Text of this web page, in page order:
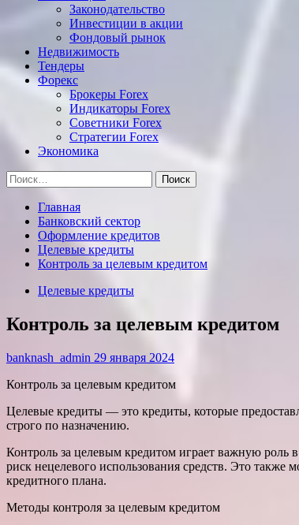
Законодательство
Инвестиции в акции
Фондовый рынок
Недвижимость
Тендеры
Форекс
Брокеры Forex
Индикаторы Forex
Советники Forex
Стратегии Forex
Экономика
Найти:
Главная
Банковский сектор
Оформление кредитов
Целевые кредиты
Контроль за целевым кредитом
Целевые кредиты
Контроль за целевым кредитом
banknash_admin 29 января 2024
Контроль за целевым кредитом
Целевые кредиты — это кредиты, которые
строго по назначению.
Контроль за целевым кредитом играет важную роль
риск нецелевого использования средств. Это также
кредитного плана.
Методы контроля за целевым кредитом